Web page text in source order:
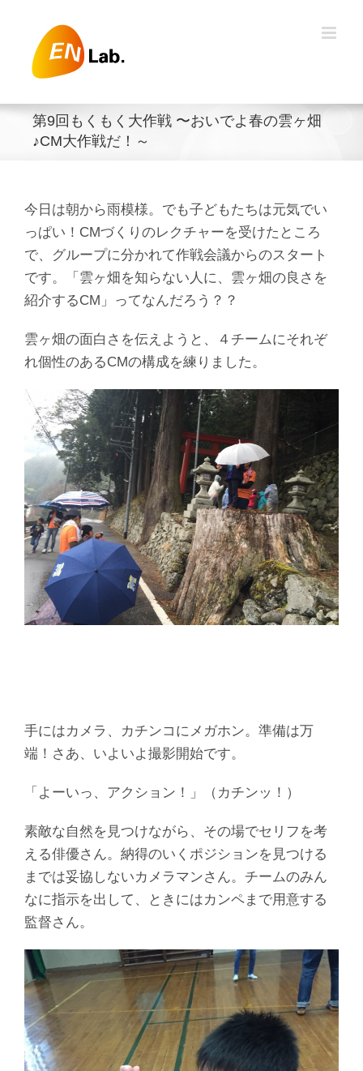
content
第9回もくもく大作戦 〜おいでよ春の雲ヶ畑
♪CM大作戦だ！～
今日は朝から雨模様。でも子どもたちは元気でい
っぱい！CMづくりのレクチャーを受けたところ
で、グループに分かれて作戦会議からのスタート
です。「雲ヶ畑を知らない人に、雲ヶ畑の良さを
紹介するCM」ってなんだろう？？
雲ヶ畑の面白さを伝えようと、４チームにそれぞ
れ個性のあるCMの構成を練りました。
手にはカメラ、カチンコにメガホン。準備は万
端！さあ、いよいよ撮影開始です。
「よーいっ、アクション！」（カチンッ！）
素敵な自然を見つけながら、その場でセリフを考
える俳優さん。納得のいくポジションを見つける
までは妥協しないカメラマンさん。チームのみん
なに指示を出して、ときにはカンペまで用意する
監督さん。